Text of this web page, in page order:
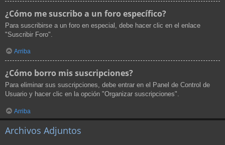
¿Cómo me suscribo a un foro específico?
Para suscribirse a un foro en especial, debe hacer clic en el enlace
"Suscribir Foro".
Arriba
¿Cómo borro mis suscripciones?
Para eliminar sus suscripciones, debe entrar en el Panel de Control de
Usuario y hacer clic en la opción "Organizar suscripciones".
Arriba
Archivos Adjuntos